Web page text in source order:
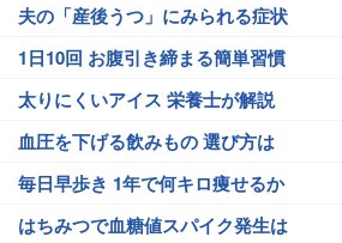
夫の「産後うつ」にみられる症状
1日10回 お腹引き締まる簡単習慣
太りにくいアイス 栄養士が解説
血圧を下げる飲みもの 選び方は
毎日早歩き 1年で何キロ痩せるか
はちみつで血糖値スパイク発生は